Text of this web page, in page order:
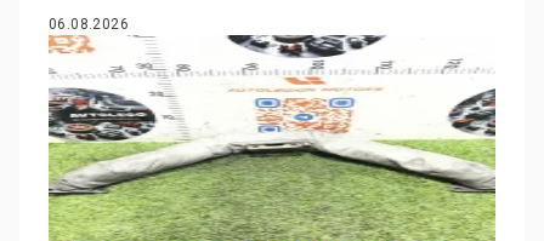
06.08.2026